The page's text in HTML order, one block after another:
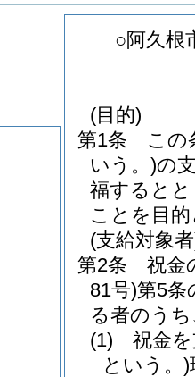
○阿久根
(目的)
第1条
この
いう。)の
福すると
ことを目
(支給対象
第2条
祝金
81号)第5条
る者のう
(1)
祝金
という。)